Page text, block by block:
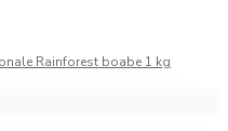
Rainforest boabe 1 kg